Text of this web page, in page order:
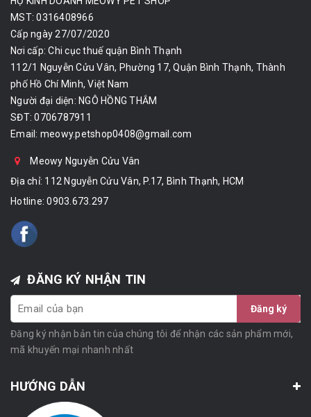
MST: 0316408966
Cấp ngày 27/07/2020
Nơi cấp: Chi cục thuế quận Bình Thạnh
112/1 Nguyễn Cửu Vân, Phường 17, Quận Bình Thạnh, Thành
phố Hồ Chí Minh, Việt Nam
Người đại diện: NGÔ HỒNG THẮM
SĐT: 0706787911
Email: meowy.petshop0408@gmail.com
Meowy Nguyễn Cửu Vân
Địa chỉ: 112 Nguyễn Cửu Vân, P.17, Bình Thạnh, HCM
Hotline:0903.673.297
ĐĂNG KÝ NHẬN TIN
Đăng ký
Đăng ký nhận bản tin của chúng tôi để nhận các sản phẩm mới,
mã khuyến mại nhanh nhất
HƯỚNG DẪN